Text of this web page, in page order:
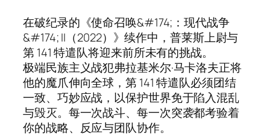
在破纪录的《使命召唤&#174;：现代战争
&#174; II（2022）》续作中，普莱斯上尉与
第 141 特遣队将迎来前所未有的挑战。
极端民族主义战犯弗拉基米尔·马卡洛夫正将
他的魔爪伸向全球，第 141 特遣队必须团结
一致、巧妙应战，以保护世界免于陷入混乱
与毁灭。每一次战斗、每一次突袭都考验着
你的战略、反应与团队协作。